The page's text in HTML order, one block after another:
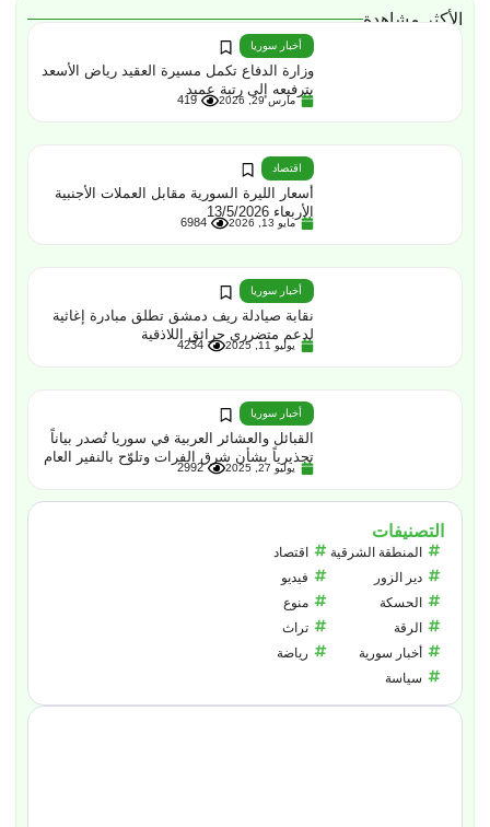
الأكثر مشاهدة
أخبار سوريا
وزارة الدفاع تكمل مسيرة العقيد رياض الأسعد
بترفيعه إلى رتبة عميد
مارس 29, 2026 419
اقتصاد
أسعار الليرة السورية مقابل العملات الأجنبية
الأربعاء 13/5/2026
مايو 13, 2026 6984
أخبار سوريا
نقابة صيادلة ريف دمشق تطلق مبادرة إغاثية
لدعم متضرري حرائق اللاذقية
يوليو 11, 2025 4234
أخبار سوريا
القبائل والعشائر العربية في سوريا تُصدر بياناً
تحذيرياً بشأن شرق الفرات وتلوّح بالنفير العام
يوليو 27, 2025 2992
التصنيفات
المنطقة الشرقية
دير الزور
الحسكة
الرقة
أخبار سورية
سياسة
اقتصاد
فيديو
منوع
تراث
رياضة